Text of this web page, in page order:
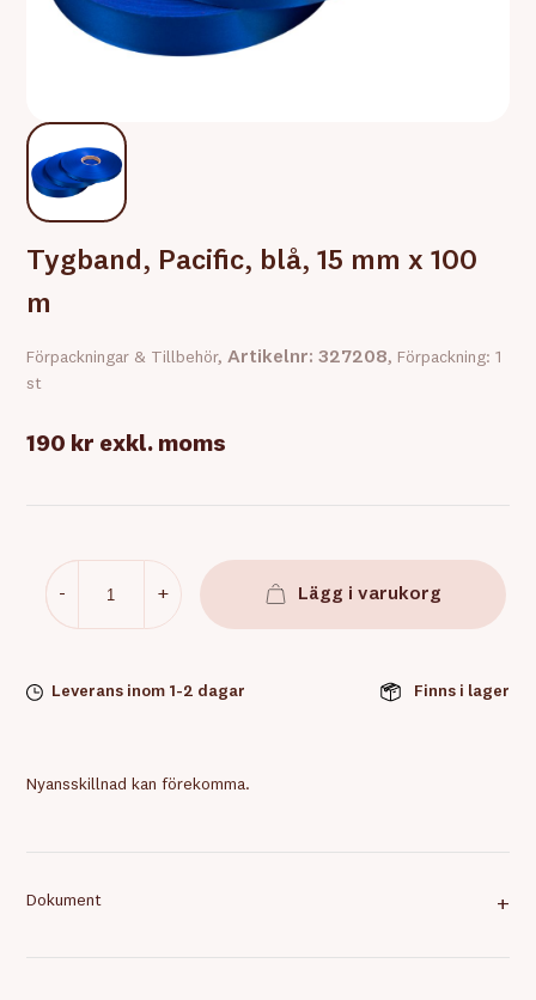
Tygband, Pacific, blå, 15 mm x 100
m
Förpackningar & Tillbehör,Artikelnr: 327208, Förpackning: 1
st
190 kr exkl. moms
- + Lägg i varukorg
Leverans inom 1-2 dagar Finns i lager
Nyansskillnad kan förekomma.
Dokument +